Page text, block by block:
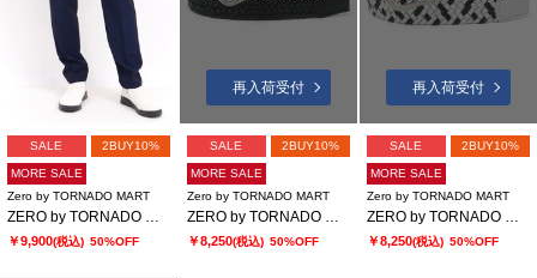
SALE 2BUY10%
MORE SALE
Zero by TORNADO MART
ZERO by TORNADO MART∴TRブライトストレッチジャカードスラックス
￥9,900(税込) 50%OFF
再入荷受付
SALE 2BUY10%
MORE SALE
Zero by TORNADO MART
ZERO by TORNADO MART∴ドモドッソラストレッチメッシュベルト
￥8,250(税込) 50%OFF
再入荷受付
SALE 2BUY10%
MORE SALE
Zero by TORNADO MART
ZERO by TORNADO MART∴ドモドッソラストレッチメッシュベルト
￥8,250(税込) 50%OFF